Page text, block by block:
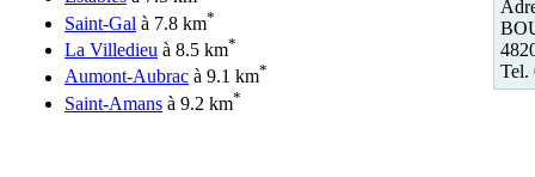
Saint-Gal à 7.8 km*
La Villedieu à 8.5 km*
Aumont-Aubrac à 9.1 km*
Saint-Amans à 9.2 km*
Tel.